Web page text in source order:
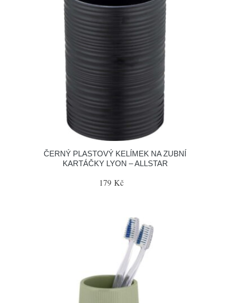
ČERNÝ PLASTOVÝ KELÍMEK NA ZUBNÍ
KARTÁČKY LYON – ALLSTAR
179 Kč